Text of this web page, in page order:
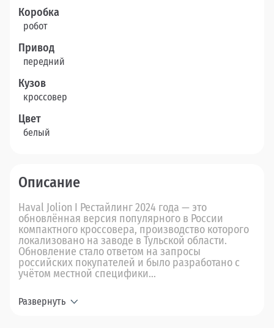
Коробка
робот
Привод
передний
Кузов
кроссовер
Цвет
белый
Описание
Haval Jolion I Рестайлинг 2024 года — это
обновлённая версия популярного в России
компактного кроссовера, производство которого
локализовано на заводе в Тульской области.
Обновление стало ответом на запросы
российских покупателей и было разработано с
учётом местной специфики...
Развернуть